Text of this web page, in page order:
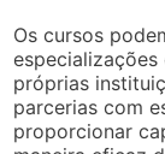
Os cursos
especializações
próprias
parcerias com
proporcionar